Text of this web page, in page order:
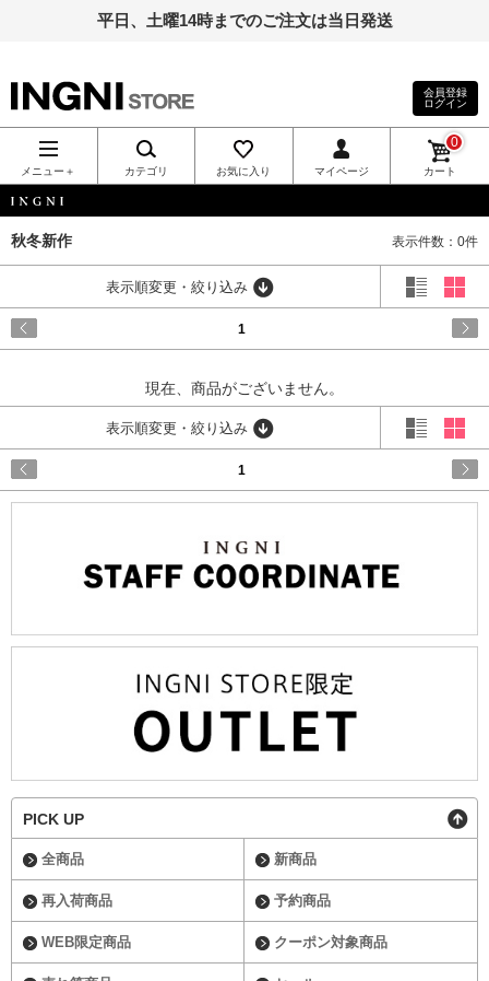
平日、土曜14時までのご注文は当日発送
INGNI（イン
グ）公式通
販｜INGNI
STORE
会員登録
ログイン
メニュー＋ カテゴリ お気に入り マイページ カート
0
秋冬新作 表示件数：0件
表示順変更・絞り込み
1
現在、商品がございません。
表示順変更・絞り込み
1
PICK UP
全商品 新商品
再入荷商品 予約商品
WEB限定商品 クーポン対象商品